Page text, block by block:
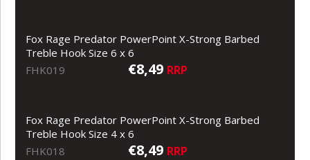
Fox Rage Predator PowerPoint X-Strong Barbed
Treble Hook Size 6 x 6
FHK019
€8,49 RRP
Fox Rage Predator PowerPoint X-Strong Barbed
Treble Hook Size 4 x 6
FHK018
€8,49 RRP